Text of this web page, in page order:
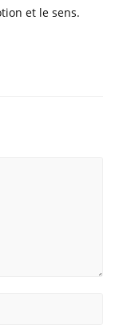
et le sens.